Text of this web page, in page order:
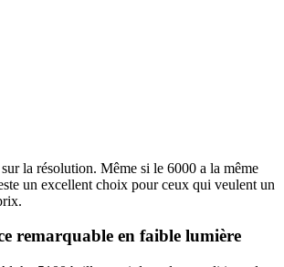
la résolution. Même si le 6000 a la même
un excellent choix pour ceux qui veulent un
remarquable en faible lumière